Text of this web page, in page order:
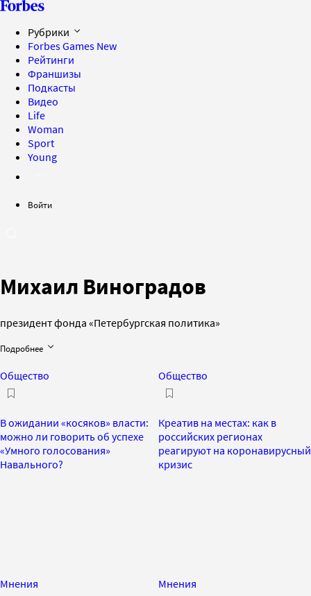
Рубрики
Forbes Games New
Рейтинги
Франшизы
Подкасты
Видео
Life
Woman
Sport
Young
Войти
Михаил Виноградов
президент фонда «Петербургская политика»
Подробнее
Общество
В ожидании «косяков» власти:
можно ли говорить об успехе
«Умного голосования»
Навального?
Общество
Креатив на местах: как в
российских регионах
реагируют на коронавирусный
кризис
Мнения Мнения